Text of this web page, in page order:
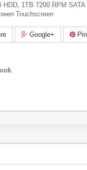
1TB 7200 RPM
Touchscreen
Google+